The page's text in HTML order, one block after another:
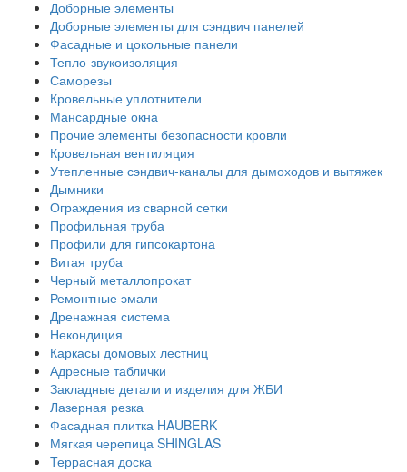
Доборные элементы
Доборные элементы для сэндвич панелей
Фасадные и цокольные панели
Тепло-звукоизоляция
Саморезы
Кровельные уплотнители
Мансардные окна
Прочие элементы безопасности кровли
Кровельная вентиляция
Утепленные сэндвич-каналы для дымоходов и вытяжек
Дымники
Ограждения из сварной сетки
Профильная труба
Профили для гипсокартона
Витая труба
Черный металлопрокат
Ремонтные эмали
Дренажная система
Некондиция
Каркасы домовых лестниц
Адресные таблички
Закладные детали и изделия для ЖБИ
Лазерная резка
Фасадная плитка HAUBERK
Мягкая черепица SHINGLAS
Террасная доска